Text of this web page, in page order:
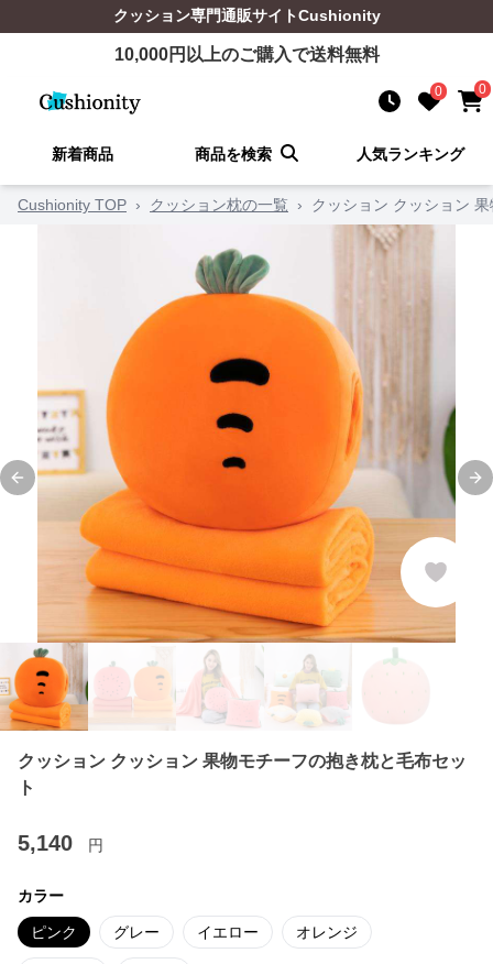
クッション専門通販サイトCushionity
10,000円以上のご購入で送料無料
0 0
新着商品 商品を検索 人気ランキング
Cushionity TOP › クッション枕の一覧 › クッション クッション
Previous slide
クッション クッション 果物モチーフの抱き枕と毛布セッ
ト
5,140 円
カラー
ピンク グレー イエロー オレンジ